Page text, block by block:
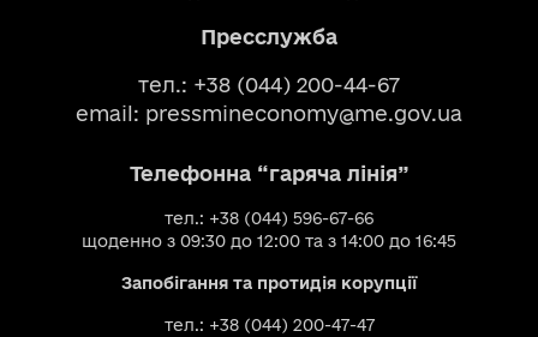
Пресслужба
тел.: +38 (044) 200-44-67
email: pressmineconomy@me.gov.ua
Телефонна “гаряча лінія”
тел.: +38 (044) 596-67-66
щоденно з 09:30 до 12:00 та з 14:00 до 16:45
Запобігання та протидія корупції
тел.: +38 (044) 200-47-47